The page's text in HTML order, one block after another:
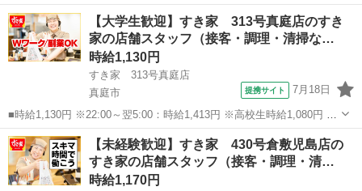
岡山県倉敷市玉島1916ー6 ハローズ玉島モール南エリア ■アルバイ
ト、パート ■未経験歓迎、ミドル（40代～）活躍中、エルダー（50代
～）...
岡山 倉敷市 ファーストフード
【大学生歓迎】すき家 313号真庭店のすき
家の店舗スタッフ（接客・調理・清掃な…
時給1,130円
すき家 313号真庭店
真庭市
提携サイト 7月18日
■時給1,130円 ※22:00～翌5:00：時給1,413円 ※高校生時給1,080円 ※
早朝手当（5:00～9:00）時給＋150円 ■岡山県真庭市惣146-1 ■アルバ
イト、パート ■履歴書不要、未経験歓迎、高校生OK...
岡山 真庭市 ファーストフード
【未経験歓迎】すき家 430号倉敷児島店の
すき家の店舗スタッフ（接客・調理・清…
時給1,170円